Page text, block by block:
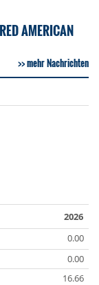
AMERICAN
mehr Nachrichten
2026
0.00
0.00
16.66